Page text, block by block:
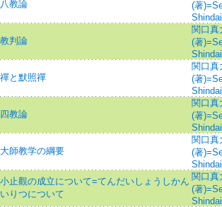
教論
(著
判論
関口真
(著
と默照禪
関口真
(著
教論
関口真
(著
師教学の綱要
関口真
(著
止觀の成立について=てんだいしょうしかん
りつについて
関口真
(著